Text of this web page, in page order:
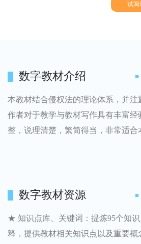
试阅
数字教材介绍
本教材结合侵权法的理论体系，并注
作者对于教学与教材写作具有丰富经
整，说理清楚，繁简得当，非常适
数字教材资源
★ 知识点库、关键词：提炼95个知
释，提供教材相关知识点以及重要概